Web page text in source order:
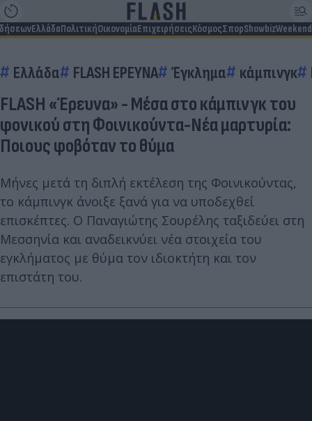
ΕλλάδαΠολιτικήΟικονομίαΕπιχειρήσειςΚόσμοςΣπορShowbizWeekend
Ελλάδα FLASH ΕΡΕΥΝΑ Έγκλημα κάμπινγκ
FLASH «Έρευνα» - Μέσα στο κάμπινγκ του
φονικού στη Φοινικούντα-Νέα μαρτυρία:
Ποιους φοβόταν το θύμα
Μήνες μετά τη διπλή εκτέλεση της Φοινικούντας,
το κάμπινγκ άνοιξε ξανά για να υποδεχθεί
επισκέπτες. Ο Παναγιώτης Σουρέλης ταξιδεύει στη
Μεσσηνία και αναδεικνύει νέα στοιχεία του
εγκλήματος με θύμα τον ιδιοκτήτη και τον
επιστάτη του.